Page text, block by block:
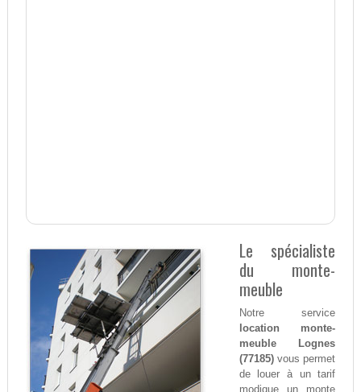
Le spécialiste
du monte-
meuble
Notre service
location monte-
meuble Lognes
(77185)vous permet
de louer à un tarif
modique un monte